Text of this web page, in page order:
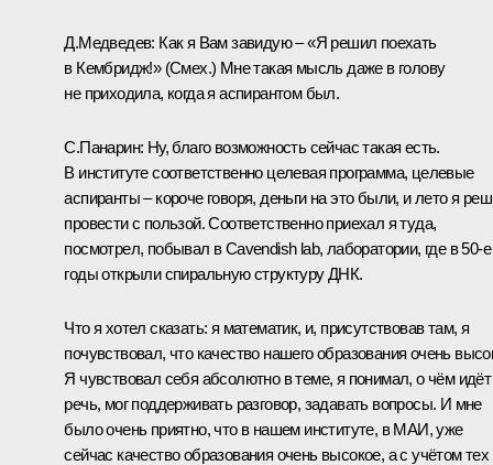
Д.Медведев: Как я Вам завидую – «Я решил поехать
в Кембридж!» (Смех.) Мне такая мысль даже в голову
не приходила, когда я аспирантом был.
С.Панарин: Ну, благо возможность сейчас такая есть.
В институте соответственно целевая программа, целевые
аспиранты – короче говоря, деньги на это были, и лето я
провести с пользой. Соответственно приехал я туда,
посмотрел, побывал в Cavendish lab, лаборатории, где в 50-е
годы открыли спиральную структуру ДНК.
Что я хотел сказать: я математик, и, присутствовав там, я
почувствовал, что качество нашего образования очень
Я чувствовал себя абсолютно в теме, я понимал, о чём идёт
речь, мог поддерживать разговор, задавать вопросы. И мне
было очень приятно, что в нашем институте, в МАИ, уже
сейчас качество образования очень высокое, а с учётом тех